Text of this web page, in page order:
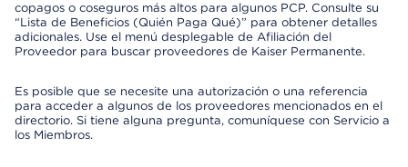
copagos o coseguros más altos para algunos PCP. Consulte su
“Lista de Beneficios (Quién Paga Qué)” para obtener detalles
adicionales. Use el menú desplegable de Afiliación del
Proveedor para buscar proveedores de Kaiser Permanente.
Es posible que se necesite una autorización o una referencia
para acceder a algunos de los proveedores mencionados en el
directorio. Si tiene alguna pregunta, comuníquese con Servicio a
los Miembros.